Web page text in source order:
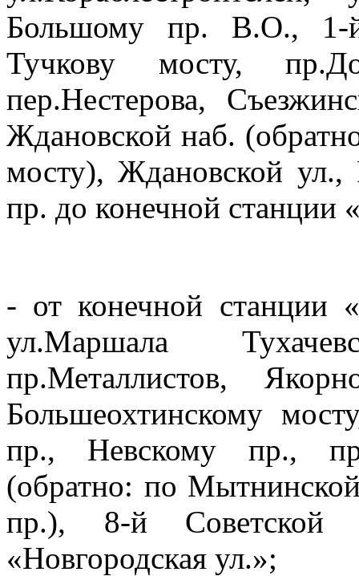
Большому пр. В.О., 1-
Тучкову мосту,
пер.Нестерова,
Ждановской наб.
мосту), Ждановской ул.,
пр. до конечной станции
- от конечной станции
ул.Маршала
пр.Металлистов,
Большеохтинскому
пр., Невскому пр.,
(обратно: по
пр.), 8-й Советской
«Новгородская ул.»;